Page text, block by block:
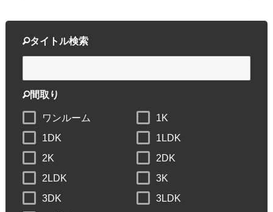
タイトル検索
間取り
ワンルーム
1K
1DK
1LDK
2K
2DK
2LDK
3K
3DK
3LDK